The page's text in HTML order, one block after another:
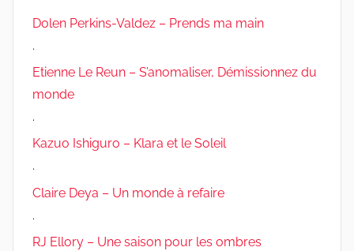
Dolen Perkins-Valdez – Prends ma main
.
Etienne Le Reun – S’anomaliser, Démissionnez du
monde
.
Kazuo Ishiguro – Klara et le Soleil
.
Claire Deya – Un monde à refaire
.
RJ Ellory – Une saison pour les ombres